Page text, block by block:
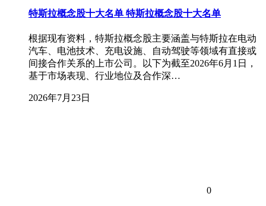
特斯拉概念股十大名单 特斯拉概念股十大名单
根据现有资料，特斯拉概念股主要涵盖与特斯拉在电动
汽车、电池技术、充电设施、自动驾驶等领域有直接或
间接合作关系的上市公司。以下为截至2026年6月1日，
基于市场表现、行业地位及合作深…
2026年7月23日
0